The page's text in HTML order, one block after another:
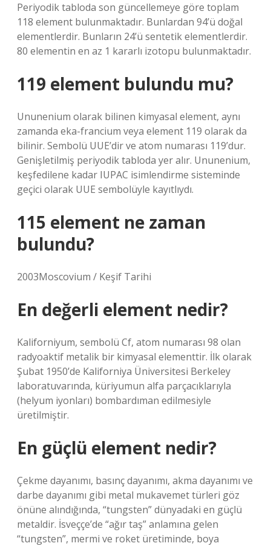
Periyodik tabloda son güncellemeye göre toplam
118 element bulunmaktadır. Bunlardan 94’ü doğal
elementlerdir. Bunların 24’ü sentetik elementlerdir.
80 elementin en az 1 kararlı izotopu bulunmaktadır.
119 element bulundu mu?
Ununenium olarak bilinen kimyasal element, aynı
zamanda eka-francium veya element 119 olarak da
bilinir. Sembolü UUE’dir ve atom numarası 119’dur.
Genişletilmiş periyodik tabloda yer alır. Ununenium,
keşfedilene kadar IUPAC isimlendirme sisteminde
geçici olarak UUE sembolüyle kayıtlıydı.
115 element ne zaman
bulundu?
2003Moscovium / Keşif Tarihi
En değerli element nedir?
Kaliforniyum, sembolü Cf, atom numarası 98 olan
radyoaktif metalik bir kimyasal elementtir. İlk olarak
Şubat 1950’de Kaliforniya Üniversitesi Berkeley
laboratuvarında, küriyumun alfa parçacıklarıyla
(helyum iyonları) bombardıman edilmesiyle
üretilmiştir.
En güçlü element nedir?
Çekme dayanımı, basınç dayanımı, akma dayanımı ve
darbe dayanımı gibi metal mukavemet türleri göz
önüne alındığında, “tungsten” dünyadaki en güçlü
metaldir. İsveççe’de “ağır taş” anlamına gelen
“tungsten”, mermi ve roket üretiminde, boya